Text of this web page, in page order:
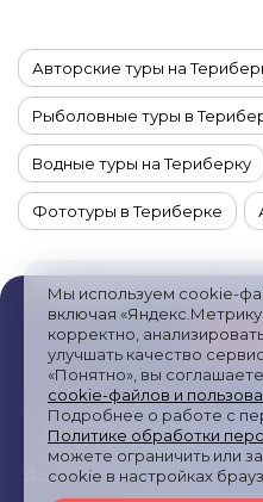
Мы используем cookie-
включая
корректно,
улучшать качество
«Понятно», вы
cookie-файлов и
Подробнее о работе с
Политике обработки
можете ограничить или
cookie в настройках
Авторские туры на
Рыболовные туры в
Водные туры на Териберку
Фототуры в Териберке
Новогодние туры в
Гастрономические туры в
Туры в Териберку из
Туры в Териберку из СПб
Туры в Териберку из
Публичная оферта/
Политика обработки
получение рекламных
файлов cookies и метрических